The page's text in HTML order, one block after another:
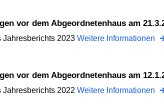
vor dem Abgeordnetenhaus am
Jahresberichts 2023 Weitere Informationen
vor dem Abgeordnetenhaus am
Jahresberichts 2022 Weitere Informationen